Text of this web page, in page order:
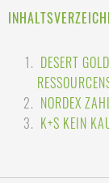
DESERT
NORDEX
K+S KEIN